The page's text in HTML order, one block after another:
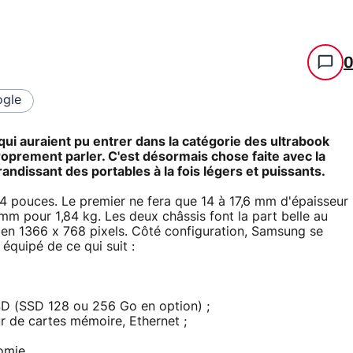
0
auraient pu entrer dans la catégorie des ultrabook
parler. C'est désormais chose faite avec la
des portables à la fois légers et puissants.
pouces. Le premier ne fera que 14 à 17,6 mm d'épaisseur
pour 1,84 kg. Les deux châssis font la part belle au
1366 x 768 pixels. Côté configuration, Samsung se
de ce qui suit :
(SSD 128 ou 256 Go en option) ;
de cartes mémoire, Ethernet ;